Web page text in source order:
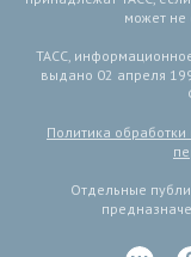
может не
ТАСС,
выдано 02 апреля
Политика
Отдельные